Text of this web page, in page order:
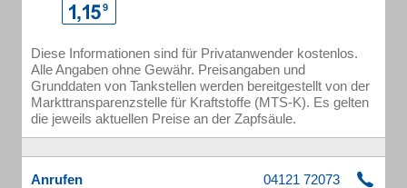
Diese Informationen sind für Privatanwender kostenlos.
Alle Angaben ohne Gewähr. Preisangaben und
Grunddaten von Tankstellen werden bereitgestellt von der
Markttransparenzstelle für Kraftstoffe (MTS-K). Es gelten
die jeweils aktuellen Preise an der Zapfsäule.
Anrufen